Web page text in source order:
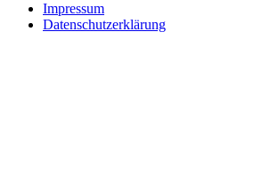
Impressum
Datenschutzerklärung